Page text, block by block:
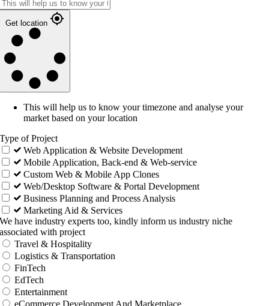
Get location
This will help us to know your timezone and analyse your
market based on your location
Type of Project
Web Application & Website Development
Mobile Application, Back-end & Web-service
Custom Web & Mobile App Clones
Web/Desktop Software & Portal Development
Business Planning and Process Analysis
Marketing Aid & Services
We have industry experts too, kindly inform us industry niche
associated with project
Travel & Hospitality
Logistics & Transportation
FinTech
EdTech
Entertainment